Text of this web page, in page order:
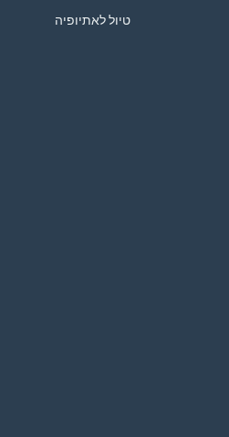
טיול לאתיופיה